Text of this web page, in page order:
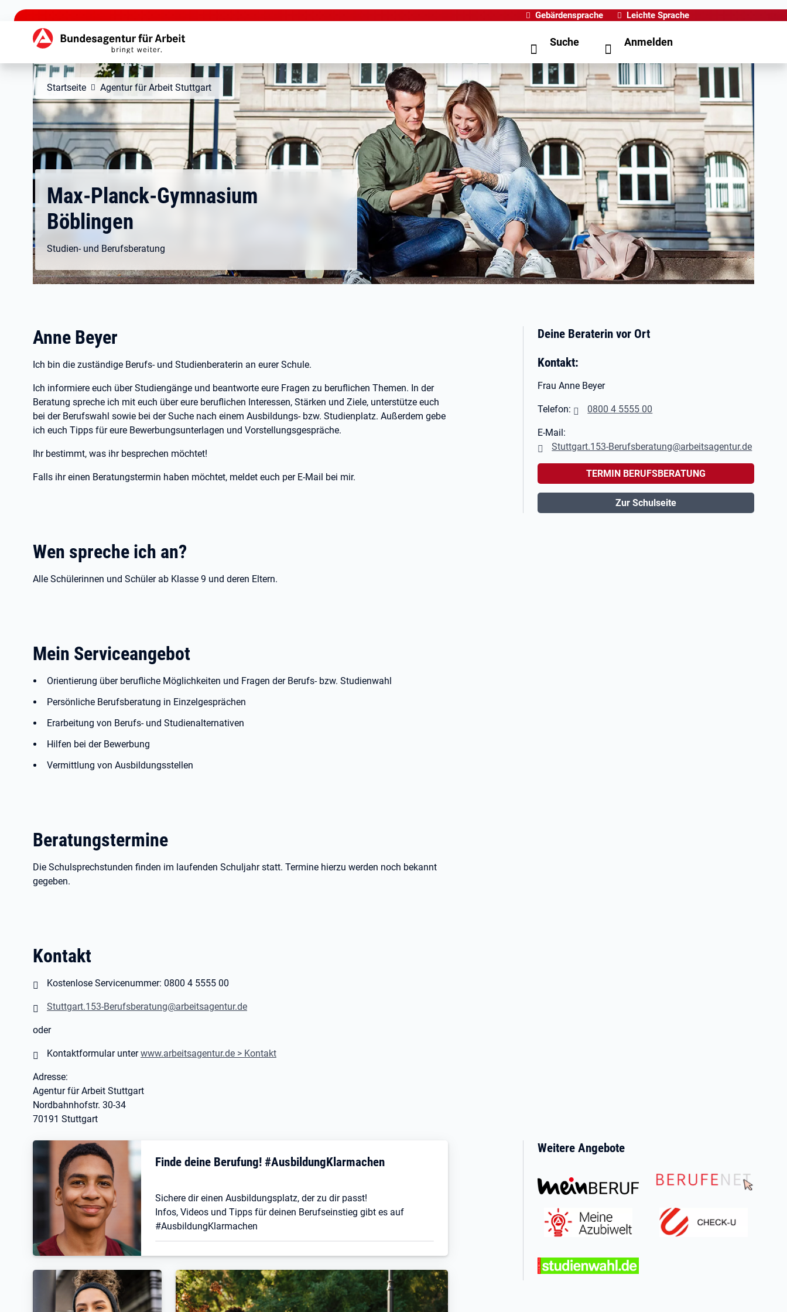
zu den Hauptinhalten springen
Gebärdensprache Leichte Sprache
Hauptnavigation Suche Anmelden
Startseite Agentur für Arbeit Stuttgart
Max-Planck-Gymnasium
Böblingen
Studien- und Berufsberatung
Anne Beyer
Ich bin die zuständige Berufs- und Studienberaterin an eurer Schule.
Ich informiere euch über Studiengänge und beantworte eure Fragen zu beruflichen Themen. In der
Beratung spreche ich mit euch über eure beruflichen Interessen, Stärken und Ziele, unterstütze euch
bei der Berufswahl sowie bei der Suche nach einem Ausbildungs- bzw. Studienplatz. Außerdem gebe
ich euch Tipps für eure Bewerbungsunterlagen und Vorstellungsgespräche.
Ihr bestimmt, was ihr besprechen möchtet!
Falls ihr einen Beratungstermin haben möchtet, meldet euch per E-Mail bei mir.
Wen spreche ich an?
Alle Schülerinnen und Schüler ab Klasse 9 und deren Eltern.
Mein Serviceangebot
Orientierung über berufliche Möglichkeiten und Fragen der Berufs- bzw. Studienwahl
Persönliche Berufsberatung in Einzelgesprächen
Erarbeitung von Berufs- und Studienalternativen
Hilfen bei der Bewerbung
Vermittlung von Ausbildungsstellen
Beratungstermine
Die Schulsprechstunden finden im laufenden Schuljahr statt. Termine hierzu werden noch bekannt
gegeben.
Kontakt
Kostenlose Servicenummer: 0800 4 5555 00
Stuttgart.153-Berufsberatung@arbeitsagentur.de
oder
Kontaktformular unterwww.arbeitsagentur.de > Kontakt
Adresse:
Agentur für Arbeit Stuttgart
Nordbahnhofstr. 30-34
70191 Stuttgart
Deine Beraterin vor Ort
Kontakt:
Frau Anne Beyer
Telefon: 0800 4 5555 00
E-Mail:
Stuttgart.153-Berufsberatung@arbeitsagentur.de
TERMIN BERUFSBERATUNG
Zur Schulseite
Finde deine Berufung! #AusbildungKlarmachen
Sichere dir einen Ausbildungsplatz, der zu dir passt!
Infos, Videos und Tipps für deinen Berufseinstieg gibt es auf
#AusbildungKlarmachen
Weitere Angebote